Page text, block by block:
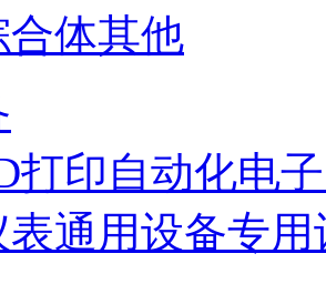
体其他
打印自动化电
通用设备专用